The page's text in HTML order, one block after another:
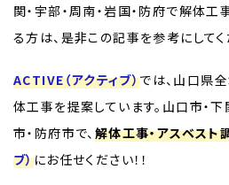
関・宇部・周南・岩国・防府で解体工
る方は、是非この記事を参考にしてく
ACTIVE（アクティブ）では、山口県
体工事を提案しています。山口市・
市・防府市で、 解体工事・アスベスト
ブ）にお任せください！！